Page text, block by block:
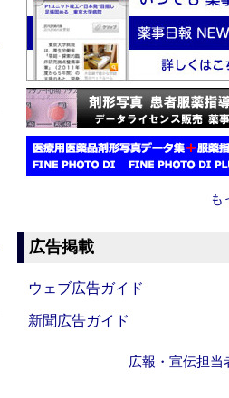
も
広告掲載
ウェブ広告ガイド
新聞広告ガイド
広報・宣伝担当